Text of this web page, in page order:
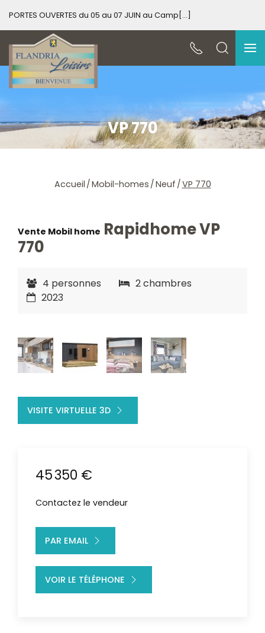
PORTES OUVERTES du 05 au 07 JUIN au Camp[...]
VP 770
Accueil Mobil-homes Neuf VP 770
Vente Mobil home Rapidhome VP
770
4 personnes
2 chambres
2023
VISITE VIRTUELLE 3D
45 350 €
Contactez le vendeur
PAR EMAIL
VOIR LE TÉLÉPHONE